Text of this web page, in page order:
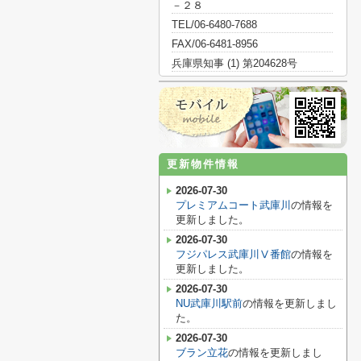
－２８
TEL/06-6480-7688
FAX/06-6481-8956
兵庫県知事 (1) 第204628号
更新物件情報
2026-07-30
プレミアムコート武庫川 の情報を
更新しました。
2026-07-30
フジパレス武庫川Ⅴ番館の情報を
更新しました。
2026-07-30
NU武庫川駅前の情報を更新しまし
た。
2026-07-30
ブラン立花の情報を更新しまし